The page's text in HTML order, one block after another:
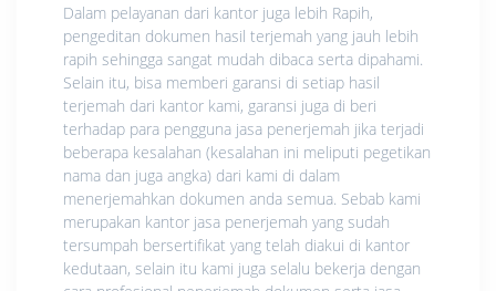
Dalam pelayanan dari kantor juga lebih Rapih,
pengeditan dokumen hasil terjemah yang jauh lebih
rapih sehingga sangat mudah dibaca serta dipahami.
Selain itu, bisa memberi garansi di setiap hasil
terjemah dari kantor kami, garansi juga di beri
terhadap para pengguna jasa penerjemah jika terjadi
beberapa kesalahan (kesalahan ini meliputi pegetikan
nama dan juga angka) dari kami di dalam
menerjemahkan dokumen anda semua. Sebab kami
merupakan kantor jasa penerjemah yang sudah
tersumpah bersertifikat yang telah diakui di kantor
kedutaan, selain itu kami juga selalu bekerja dengan